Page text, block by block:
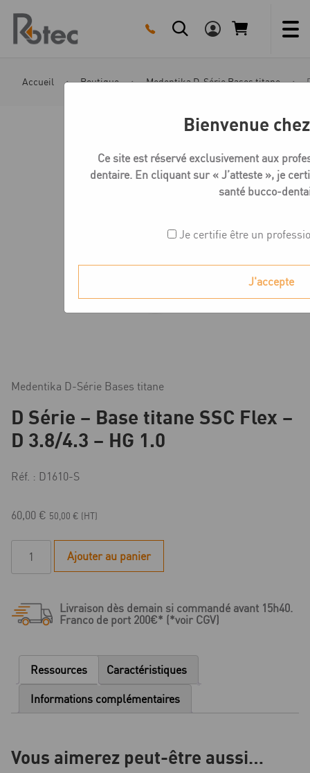
content
Accueil Boutique Medentika D-Série Bases titane
Medentika D-Série Bases titane
D Série – Base titane SSC Flex –
D 3.8/4.3 – HG 1.0
Réf. : D1610-S
60,00 € 50,00 € (HT)
-
Flex
D
-
HG
Ajouter au panier
Livraison dès demain si commandé avant 15h40.
Franco de port 200€* (*voir CGV)
Ressources Caractéristiques
Informations complémentaires
Vous aimerez peut-être aussi…
Bienvenue
Ce site est réservé exclusivement aux
dentaire. En cliquant sur « J’atteste », je
santé bucco-
Je certifie être un
J'accepte